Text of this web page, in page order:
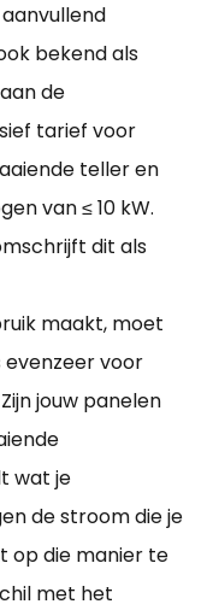
bekend als
de
tarief voor
teller en
van ≤ 10 kW.
dit als
maakt, moet
voor
jouw panelen
wat je
de stroom die je
op die manier te
met het